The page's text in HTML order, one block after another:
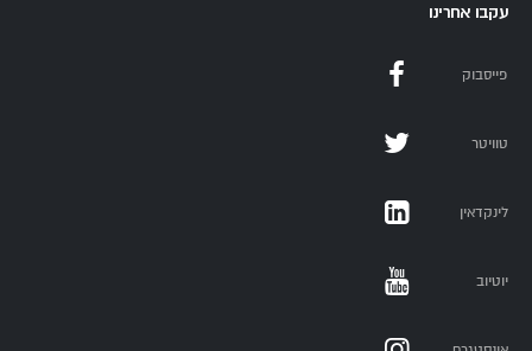
עקבו אחרינו
פייסבוק
טוויטר
לינקדאין
יוטיוב